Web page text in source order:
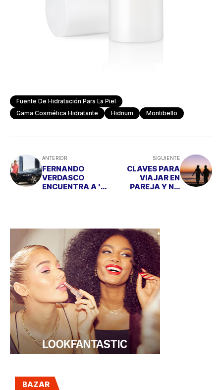
Fuente De Hidratación Para La Piel
Gama Cosmética Hidratante
Hidrium Montibello
ANTERIOR
FERNANDO
VERDASCO
ENCUENTRA A 'SU
SIGUIENTE
CLAVES PARA
VIAJAR EN
PAREJA Y NO
BAZAR